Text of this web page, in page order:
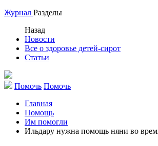
Журнал Разделы
Назад
Новости
Все о здоровье детей-сирот
Статьи
Помочь Помочь
Главная
Помощь
Им помогли
Ильдару нужна помощь няни во